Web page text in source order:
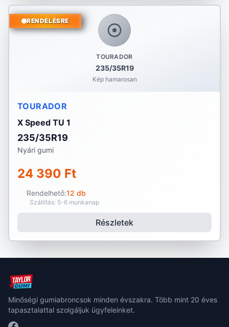
TOURADOR
235/35R19
Kép hamarosan
RENDELÉSRE
TOURADOR
X Speed TU 1
235/35R19
Nyári gumi
24 390 Ft
Rendelhető:12 db
Szállítás: 5-6 munkanap
Részletek
Minőségi gumiabroncsok minden évszakra. Több mint 20 éves
tapasztalattal szolgáljuk ügyfeleinket.